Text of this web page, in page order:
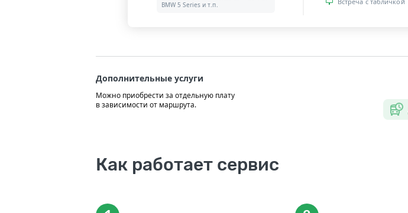
BMW 5 Series и т.п.
Дополнительные услуги
Можно приобрести за отдельную плату
в зависимости от маршрута.
Как работает сервис